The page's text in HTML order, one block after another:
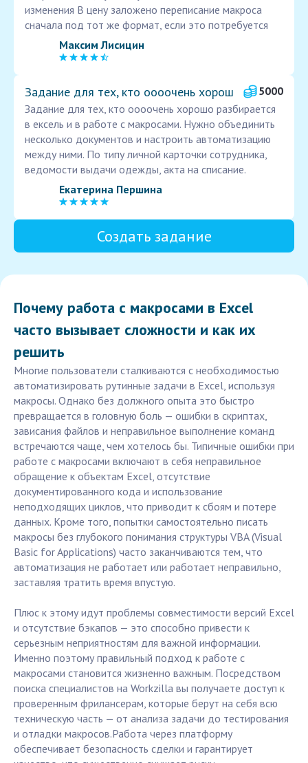
изменения В цену заложено переписание макроса
сначала под тот же формат, если это потребуется
Максим Лисицин
Задание для тех, кто оооочень хорош
5000
Задание для тех, кто оооочень хорошо разбирается
в ексель и в работе с макросами. Нужно объединить
несколько документов и настроить автоматизацию
между ними. По типу личной карточки сотрудника,
ведомости выдачи одежды, акта на списание.
Екатерина Першина
Создать задание
Почему работа с макросами в Excel
часто вызывает сложности и как их
решить
Многие пользователи сталкиваются с необходимостью
автоматизировать рутинные задачи в Excel, используя
макросы. Однако без должного опыта это быстро
превращается в головную боль — ошибки в скриптах,
зависания файлов и неправильное выполнение команд
встречаются чаще, чем хотелось бы. Типичные ошибки при
работе с макросами включают в себя неправильное
обращение к объектам Excel, отсутствие
документированного кода и использование
неподходящих циклов, что приводит к сбоям и потере
данных. Кроме того, попытки самостоятельно писать
макросы без глубокого понимания структуры VBA (Visual
Basic for Applications) часто заканчиваются тем, что
автоматизация не работает или работает неправильно,
заставляя тратить время впустую.
Плюс к этому идут проблемы совместимости версий Excel
и отсутствие бэкапов — это способно привести к
серьезным неприятностям для важной информации.
Именно поэтому правильный подход к работе с
макросами становится жизненно важным. Посредством
поиска специалистов на Workzilla вы получаете доступ к
проверенным фрилансерам, которые берут на себя всю
техническую часть — от анализа задачи до тестирования
и отладки макросов.Работа через платформу
обеспечивает безопасность сделки и гарантирует